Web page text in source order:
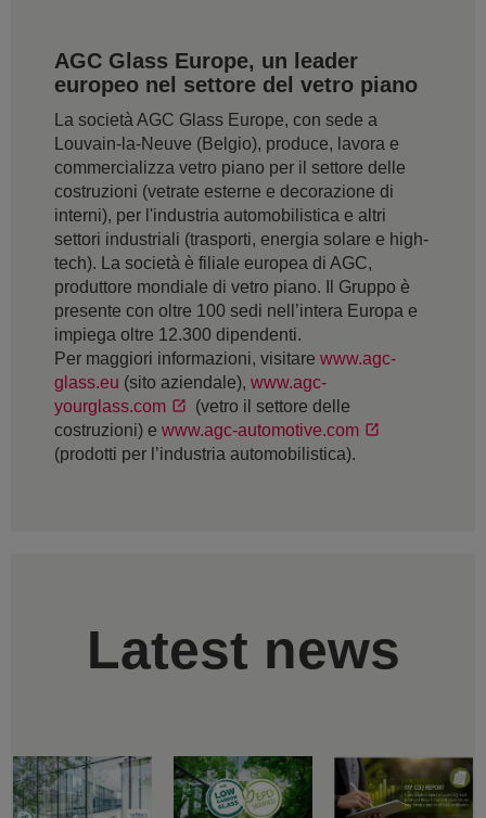
AGC Glass Europe, un leader
europeo nel settore del vetro piano
La società AGC Glass Europe, con sede a
Louvain-la-Neuve (Belgio), produce, lavora e
commercializza vetro piano per il settore delle
costruzioni (vetrate esterne e decorazione di
interni), per l'industria automobilistica e altri
settori industriali (trasporti, energia solare e high-
tech). La società è filiale europea di AGC,
produttore mondiale di vetro piano. Il Gruppo è
presente con oltre 100 sedi nell’intera Europa e
impiega oltre 12.300 dipendenti.
Per maggiori informazioni, visitare www.agc-
glass.eu (sito aziendale), www.agc-
yourglass.com
(vetro il settore delle
costruzioni) e www.agc-automotive.com
(prodotti per l’industria automobilistica).
Latest news